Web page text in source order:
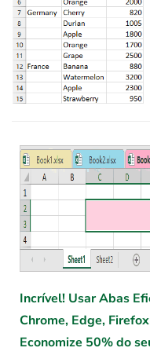
Incrível! Usar Abas
Chrome, Edge,
Economize 50% do